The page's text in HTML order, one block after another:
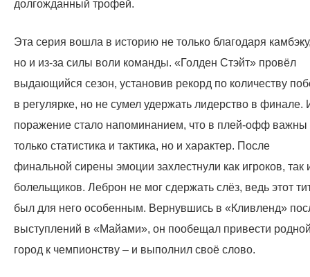
долгожданный трофей.
Эта серия вошла в историю не только благодаря
но и из-за силы воли команды. «Голден Стэйт» провёл
выдающийся сезон, установив рекорд по количеству
в регулярке, но не сумел удержать лидерство в финале.
поражение стало напоминанием, что в плей-офф важны
только статистика и тактика, но и характер. После
финальной сирены эмоции захлестнули как игроков, так
болельщиков. Леброн не мог сдержать слёз, ведь этот
был для него особенным. Вернувшись в «Кливленд»
выступлений в «Майами», он пообещал привести
город к чемпионству – и выполнил своё слово.